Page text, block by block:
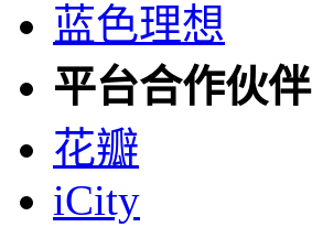
蓝色理想
平台合作伙伴
花瓣
iCity